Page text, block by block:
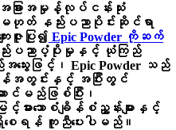
ြားအမှုန့်လုပ်ငန်းသုံး
ဟုတ် နည်းပညာပိုင်းဆိုင်ရာ
းဇူးပြု၍ Epic Powder ကိုဆက်
ပညာပံ့ပိုးမှုနှင့် ယုံကြည်
းဖြင့်၊ Epic Powder သည်
ချိန်အတွင်းနှင့် အပြီးတွင်
င်မည်ဖြစ်ပြီး၊
သောစံချိန်စံညွှန်းများနှင့်
ရှိစေရန် ကူညီပေးပါမည်။